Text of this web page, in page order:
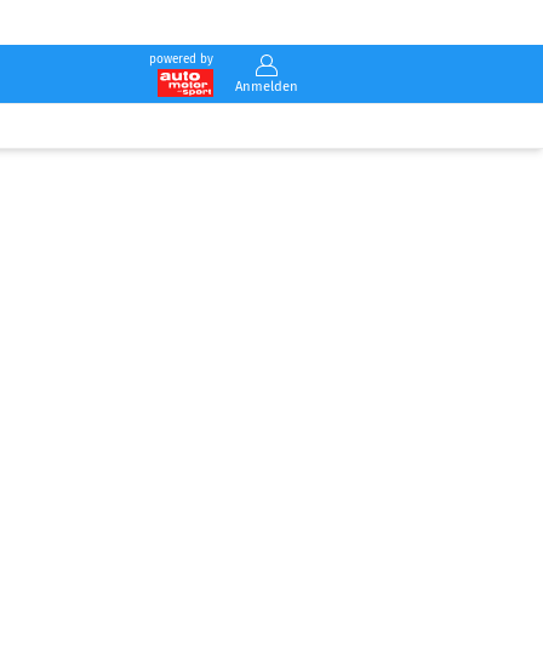
powered by
Anmelden